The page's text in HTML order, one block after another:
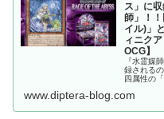
ス」に
師」！
イル)」
ィニク
OCG】
『水霊媒
録される
四属性の
アビス』
www.diptera-blog.com